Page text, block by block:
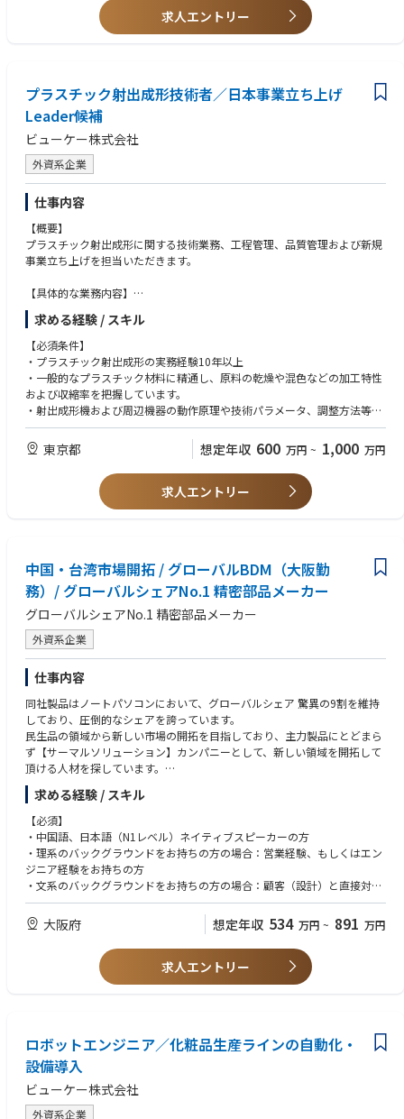
契約交渉、締結等）
・進行中のプロジェクトフォロー
応できる活動を実践）
〈その他〉
・国内・海外への出張あり
【求める人物像】
・今までのやり方に固執せず、状況に応じて柔軟に思考や行動を変化させ
られる方
・新しい情報を敏感にキャッチし、新しいマーケットやビジネスの可能性
を探れる広い視野のある方
・積極的な姿勢を持ち、バイタリティに溢れる姿勢で業務を遂行できる方
求人エントリー
プラスチック射出成形技術者／日本事業立ち上げ
Leader候補
ビューケー株式会社
外資系企業
仕事内容
【概要】
プラスチック射出成形に関する技術業務、工程管理、品質管理および新規
事業立ち上げを担当いただきます。
【具体的な業務内容】
・プラスチック射出成形工程の技術管理
・成形機および周辺設備の条件設定・調整
・新製品、新機種、新金型の初期立ち上げ
・温度、圧力、速度、時間、位置等の成形条件設定
・原料の乾燥、混色、投入条件の管理
・材料特性、流動性、収縮率等を踏まえた条件最適化
・金型構造、ゲート、ランナー、冷却、離型等の評価
・成形不良の原因分析および改善
・設備故障の原因特定および復旧支援
・ヒケ、バリ、ショートショット、ウェルドライン、反り、焼け等の不良
・工程能力、歩留まり、サイクルタイムの改善
・技術者、オペレーターへの指導・育成
・射出成形設備および金型の選定支援
・日本企業との合弁事業または新規事業部の立ち上げ支援
・上海本社、韓国拠点およびその他海外拠点との技術連携
【取扱製品】
主に以下を想定しています。
・化粧品容器
・メイクアップ製品用プラスチック部品
・アイライナー・アイブロウ・マスカラ等の容器部品
・口紅・コンパクト・パウダーケース等の成形部品
・その他精密プラスチック部品
※具体的な製品カテゴリーおよび材料は、事業計画に応じて変更となる可
【ポジションの位置づけ】
本ポジションは、単なる製造オペレーターや現場技術者ではありません。
日本における射出成形事業の技術Leader候補として、成形条件の設定、金
型評価、工程改善、不良解析、品質管理に加え、将来的にはチーム形成、
技術者育成および事業運営にも携わっていただきます。
・日本法人の射出成形チームLeader
・合弁会社の技術責任者
・工場長または製造技術責任者
求める経験 / スキル
【必須条件】
・プラスチック射出成形の実務経験10年以上
・一般的なプラスチック材料に精通し、原料の乾燥や混色などの加工特性
および収縮率を把握しています。
・射出成形機および周辺機器の動作原理や技術パラメータ、調整方法等に
精通しています。
・金型の構造と原理に精通しており、図面を理解でき、金型の特性や設計
について分析する能力があります。
・温度、圧力、速度、時間、位置という5つの主要パラメータの相互影響
と最適化ロジックに精通し、射出成形の原理を把握し、合理的なエンジニ
アリングパラメータを設定する。
・製品品質管理能力を備えている。
・工程作業指示書（S OP）を作成でき、既存の工程に対して評価および改
善能力を有しています。
【歓迎条件】
・射出成形部門のLeader、課長、部長、工場長等の経験
・新工場、新ライン、新規事業の立ち上げ経験
・化粧品容器または化粧品部品の射出成形経験
・精密成形、多色成形、インサート成形等の経験
・金型設計、金型製作、金型保全の経験
・自動化設備、取出ロボット、画像検査設備等の経験
・ISO、品質マネジメント、工程監査等の経験
・中国、韓国または海外工場との技術連携経験
・部下育成、技術伝承、技能標準化の経験
・中国語または英語での業務経験
【求める人物像】
・長年の射出成形経験を活かし、新しい事業を構築したい方
・現場で自ら問題を確認し、技術的な解決策を提示できる方
・技術面だけでなく、品質、工程、組織運営にも関心がある方
・後進育成や技術伝承に取り組める方
・将来的に事業責任者または技術顧問として貢献したい方
東京都 想定年収 600 万円 ~ 1,000 万円
求人エントリー
中国・台湾市場開拓 / グローバルBDM（大阪勤
務）/ グローバルシェアNo.1 精密部品メーカー
グローバルシェアNo.1 精密部品メーカー
外資系企業
仕事内容
同社製品はノートパソコンにおいて、グローバルシェア 驚異の9割を維持
しており、圧倒的なシェアを誇っています。
民生品の領域から新しい市場の開拓を目指しており、主力製品にとどまら
ず【サーマルソリューション】カンパニーとして、新しい領域を開拓して
頂ける人材を探しています。
同社既存製品の拡販だけでなく、顧客・技術部門と連携し新製品の開発を
主導したり、市場調査分析を担当して頂きます。特に中国や台湾など中華
圏のマーケットの開拓を直属の上司と一緒に実行して頂きます。
【同社の魅力】
同社が製造する製品はあらゆる電子デバイスに採用されているリチウムイ
製品はUL（米国）やTUV（ドイツ）の安全規格も取得しています。また同
社は金型技術、成形・組立技術などの高い固有技術を保有しており、特に
金型技術においてはミクロン精度の高い技術力を誇ります。
・他部門との連携(クロスファンクション)
・顧客との関係構築
お客様の要望に対して社内外を巻き込み戦略を考えています。プロダクト
ラインマネージャーとプロジェクトマネージャーを同時並行的に行う業務
です。
求める経験 / スキル
【必須】
・中国語、日本語（N1レベル）ネイティブスピーカーの方
・理系のバックグラウンドをお持ちの方の場合：営業経験、もしくはエン
ジニア経験をお持ちの方
・文系のバックグラウンドをお持ちの方の場合：顧客（設計）と直接対話
する開発営業、もしくはエンジニア経験をお持ちの方
・社内外対人折衝能力
・英語力（上級）
大阪府 想定年収 534 万円 ~ 891 万円
求人エントリー
ロボットエンジニア／化粧品生産ラインの自動化・
設備導入
ビューケー株式会社
外資系企業